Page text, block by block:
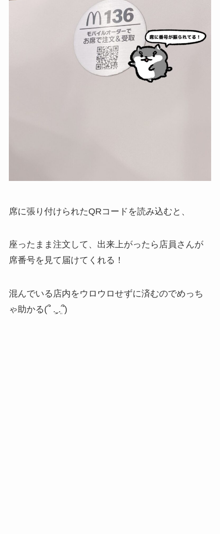
席に張り付けられたQRコードを読み込むと、
座ったまま注文して、出来上がったら店員さんが
席番号を見て届けてくれる！
混んでいる店内をウロウロせずに済むのでめっち
ゃ助かる(՞ ܸ.ˬ.ܸ՞)